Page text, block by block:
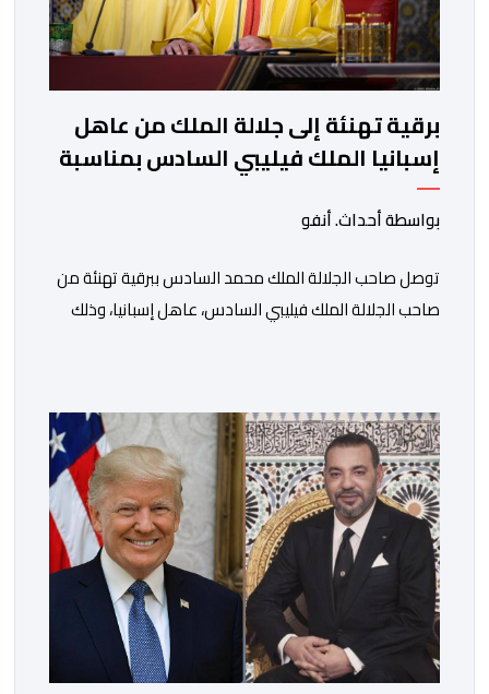
برقية تهنئة إلى جلالة الملك من عاهل
إسبانيا الملك فيليبي السادس بمناسبة
عيد العرش المجيد
بواسطة أحداث. أنفو
توصل صاحب الجلالة الملك محمد السادس ببرقية تهنئة من
صاحب الجلالة الملك فيليبي السادس، عاهل إسبانيا، وذلك
باسمه الخاص وباسم الحكومة والشعب الإسبانيين، عن أحر
تهانيه وأطيب تمنياته بالسعادة والصحة لشقيقه جلالة
الملك، وبالمزيد من الازدهار والرفاه للشعب المغربي. […]